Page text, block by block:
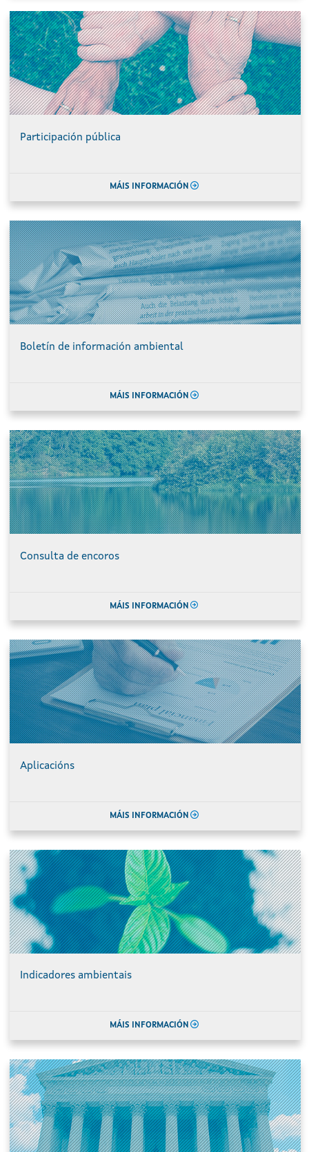
Participación pública
MÁIS INFORMACIÓN
Boletín de información ambiental
MÁIS INFORMACIÓN
Consulta de encoros
MÁIS INFORMACIÓN
Aplicacións
MÁIS INFORMACIÓN
Indicadores ambientais
MÁIS INFORMACIÓN